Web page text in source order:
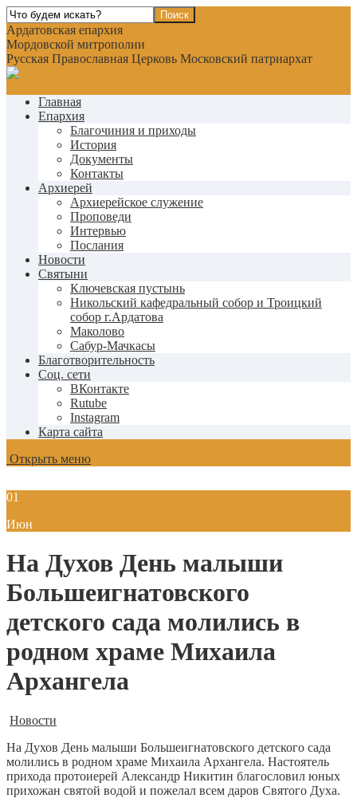
Ардатовская епархия
Мордовской митрополии
Русская Православная Церковь Московский патриархат
Главная
Епархия
Благочиния и приходы
История
Документы
Контакты
Архиерей
Архиерейское служение
Проповеди
Интервью
Послания
Новости
Святыни
Ключевская пустынь
Никольский кафедральный собор и Троицкий
собор г.Ардатова
Маколово
Сабур-Мачкасы
Благотворительность
Соц. сети
ВКонтакте
Rutube
Instagram
Карта сайта
Открыть меню
01
Июн
На Духов День малыши
Большеигнатовского
детского сада молились в
родном храме Михаила
Архангела
Новости
На Духов День малыши Большеигнатовского детского сада
молились в родном храме Михаила Архангела. Настоятель
прихода протоиерей Александр Никитин благословил юных
прихожан святой водой и пожелал всем даров Святого Духа.